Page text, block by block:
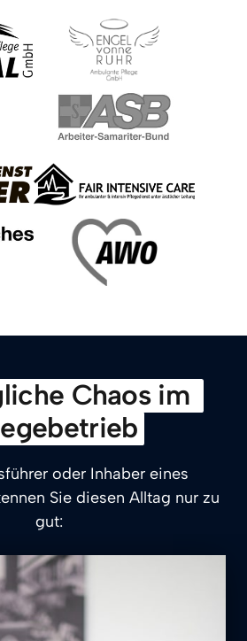
Chaos
oder Inhaber eines
Sie diesen Alltag nur zu
gut: